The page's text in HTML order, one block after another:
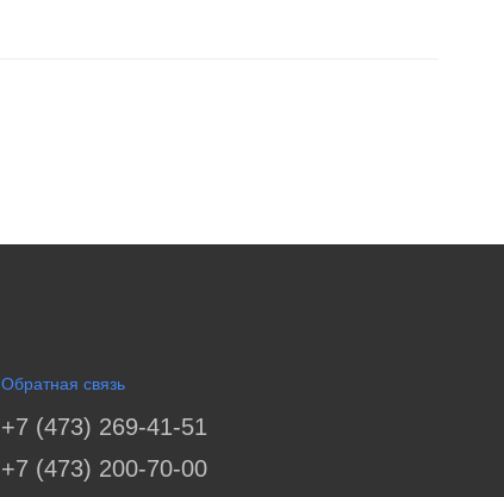
Обратная связь
+7 (473) 269-41-51
+7 (473) 200-70-00